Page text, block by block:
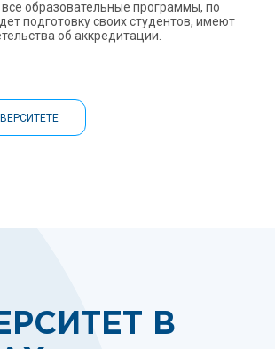
образовательные программы, по
подготовку своих студентов, имеют
об аккредитации.
В